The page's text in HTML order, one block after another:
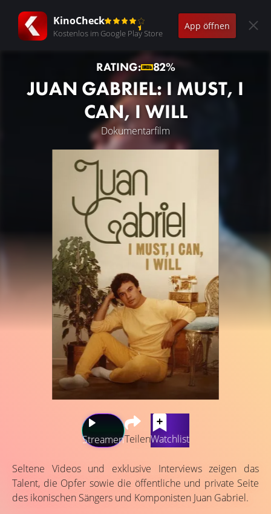
KinoCheck
Kostenlos im Google Play Store
App öffnen
RATING: 82%
JUAN GABRIEL: I MUST, I
CAN, I WILL
Dokumentarfilm
StreamenTeilenWatchlist
Seltene Videos und exklusive Interviews zeigen das
Talent, die Opfer sowie die öffentliche und private Seite
des ikonischen Sängers und Komponisten Juan Gabriel.